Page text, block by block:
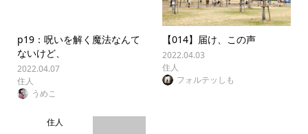
p19：呪いを解く魔法なんて
ないけど、
2022.04.07
住人
うめこ
【014】届け、この声
2022.04.03
住人
フォルテッしも
住人